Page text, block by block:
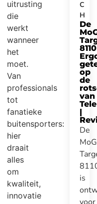
uitrusting
die
werkt
wanneer
het
moet.
Van
professionals
tot
fanatieke
buitensporters:
hier
draait
alles
om
kwaliteit,
innovatie
C
H
De
8110
op
de
van
|
De
MoG
is